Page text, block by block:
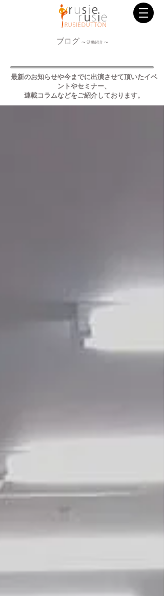
ブログ 〜 活動紹介 〜
最新のお知らせや今までに出演させて頂いたイベ
ントやセミナー、
連載コラムなどをご紹介しております。